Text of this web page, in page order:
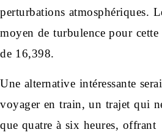
perturbations atmosphériques.
moyen de turbulence pour cette
de 16,398.
Une alternative intéressante
voyager en train, un trajet qui
que quatre à six heures, offrant